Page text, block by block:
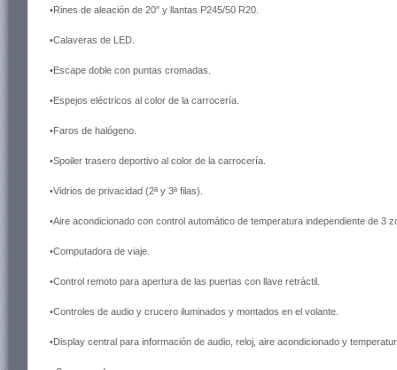
•Rines de aleación de 20″ y llantas P245/50 R20.
•Calaveras de LED.
•Escape doble con puntas cromadas.
•Espejos eléctricos al color de la carrocería.
•Faros de halógeno.
•Spoiler trasero deportivo al color de la carrocería.
•Vidrios de privacidad (2ª y 3ª filas).
•Aire acondicionado con control automático de temperatura independiente de 3
•Computadora de viaje.
•Control remoto para apertura de las puertas con llave retráctil.
•Controles de audio y crucero iluminados y montados en el volante.
•Display central para información de audio, reloj, aire acondicionado y